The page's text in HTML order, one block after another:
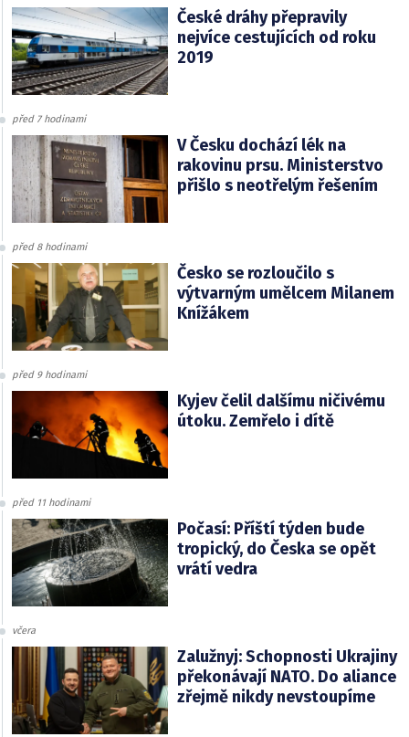
České dráhy přepravily
nejvíce cestujících od roku
2019
před 7 hodinami
V Česku dochází lék na
rakovinu prsu. Ministerstvo
přišlo s neotřelým řešením
před 8 hodinami
Česko se rozloučilo s
výtvarným umělcem Milanem
Knížákem
před 9 hodinami
Kyjev čelil dalšímu ničivému
útoku. Zemřelo i dítě
před 11 hodinami
Počasí: Příští týden bude
tropický, do Česka se opět
vrátí vedra
včera
Zalužnyj: Schopnosti Ukrajiny
překonávají NATO. Do aliance
zřejmě nikdy nevstoupíme